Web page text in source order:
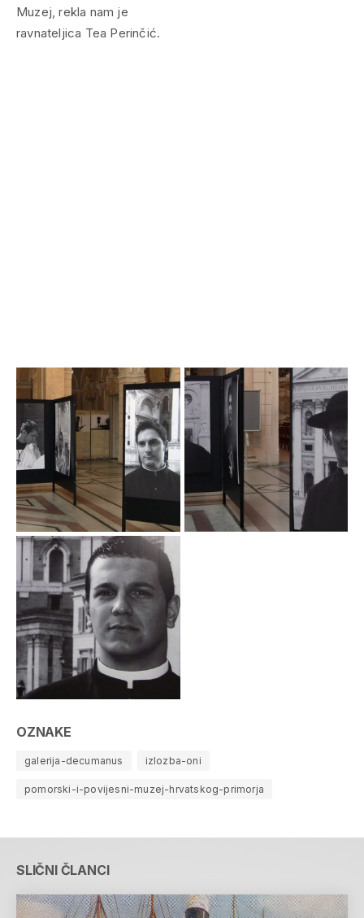
Muzej, rekla nam je
ravnateljica Tea Perinčić.
OZNAKE
galerija-decumanus izlozba-oni
pomorski-i-povijesni-muzej-hrvatskog-primorja
SLIČNI ČLANCI